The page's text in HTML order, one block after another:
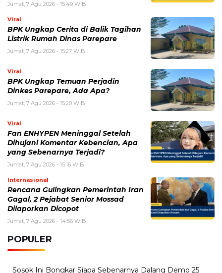
BERITA TERKAIT
Wanita Tidak Bercerita Tapi Sering Melakukan 5 Hal ini
Kamis, 6 Agustus 2026 - 12:33 WIB
Mengenal Weaponized Incompetence Dalam
Hubungan Asmara
Senin, 3 Agustus 2026 - 15:06 WIB
Ramalan Shio Hari Ini 2026: Peruntungan 12 Shio dari
Karier, Keuangan hingga Asmara
Sabtu, 1 Agustus 2026 - 11:34 WIB
Miss Supranational 2026 Jadi Sorotan, Ini Jadwal,
Sejarah dan Cara Merayakannya